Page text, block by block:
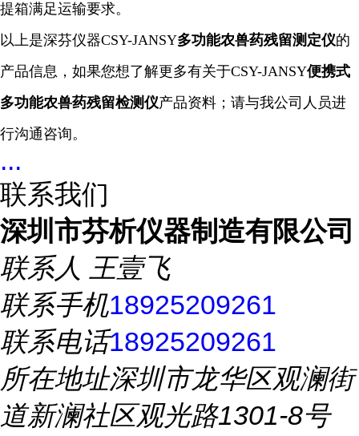
提箱满足运输要求。
以上是深芬仪器CSY-JANSY多功能农兽药残留测定仪的
产品信息，如果您想了解更多有关于CSY-JANSY便携式
多功能农兽药残留检测仪产品资料；请与我公司人员进
行沟通咨询。
...
联系我们
深圳市芬析仪器制造有限公司
联系人 王壹飞
联系手机18925209261
联系电话18925209261
所在地址深圳市龙华区观澜街
道新澜社区观光路1301-8号